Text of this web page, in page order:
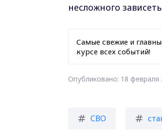
несложного
Самые свежие и
курсе всех событий!
Опубликовано: 18 февраля
СВО